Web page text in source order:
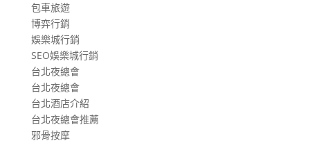
包車旅遊
博弈行銷
娛樂城行銷
SEO娛樂城行銷
台北夜總會
台北夜總會
台北酒店介紹
台北夜總會推薦
邪骨按摩